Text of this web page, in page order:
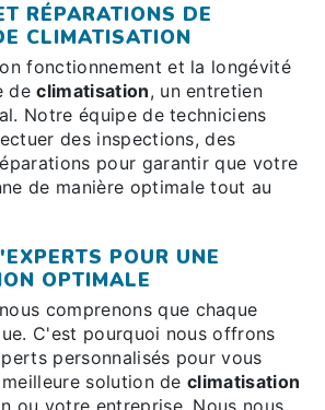
RÉPARATIONS DE
CLIMATISATION
fonctionnement et la longévité
declimatisation, un entretien
Notre équipe de techniciens
des inspections, des
pour garantir que votre
de manière optimale tout au
POUR UNE
OPTIMALE
comprenons que chaque
C'est pourquoi nous offrons
personnalisés pour vous
solution declimatisation